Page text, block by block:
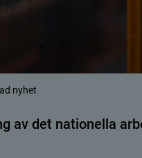
av det nationella
nyhet